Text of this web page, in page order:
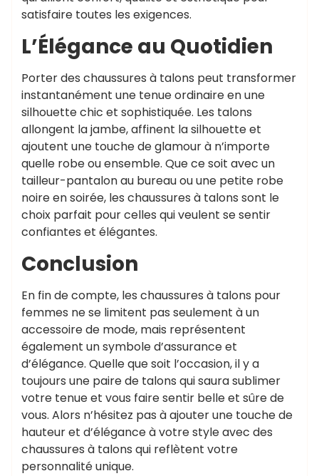
satisfaire toutes les exigences.
L’Élégance au Quotidien
Porter des chaussures à talons peut transformer
instantanément une tenue ordinaire en une
silhouette chic et sophistiquée. Les talons
allongent la jambe, affinent la silhouette et
ajoutent une touche de glamour à n’importe
quelle robe ou ensemble. Que ce soit avec un
tailleur-pantalon au bureau ou une petite robe
noire en soirée, les chaussures à talons sont le
choix parfait pour celles qui veulent se sentir
confiantes et élégantes.
Conclusion
En fin de compte, les chaussures à talons pour
femmes ne se limitent pas seulement à un
accessoire de mode, mais représentent
également un symbole d’assurance et
d’élégance. Quelle que soit l’occasion, il y a
toujours une paire de talons qui saura sublimer
votre tenue et vous faire sentir belle et sûre de
vous. Alors n’hésitez pas à ajouter une touche de
hauteur et d’élégance à votre style avec des
chaussures à talons qui reflètent votre
personnalité unique.